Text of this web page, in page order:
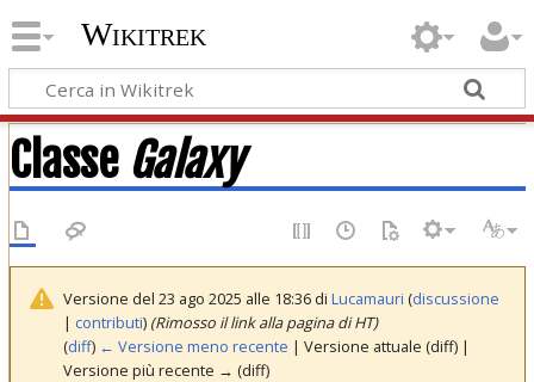
Wikitrek
Classe Galaxy
Versione del 23 ago 2025 alle 18:36 di Lucamauri (discussione
| contributi) (Rimosso il link alla pagina di HT)
(diff) ← Versione meno recente | Versione attuale (diff) |
Versione più recente → (diff)